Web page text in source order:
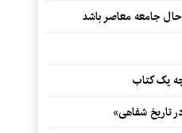
جامعه معاصر باشد
یک کتاب
تاریخ شفاهی»